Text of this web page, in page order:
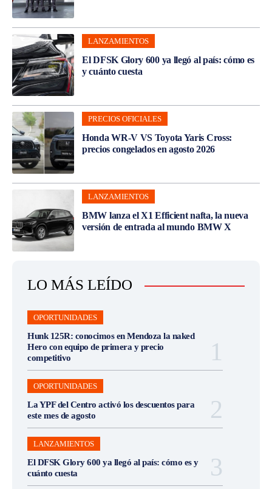
LANZAMIENTOS
El DFSK Glory 600 ya llegó al país: cómo es
y cuánto cuesta
PRECIOS OFICIALES
Honda WR-V VS Toyota Yaris Cross:
precios congelados en agosto 2026
LANZAMIENTOS
BMW lanza el X1 Efficient nafta, la nueva
versión de entrada al mundo BMW X
LO MÁS LEÍDO
OPORTUNIDADES
Hunk 125R: conocimos en Mendoza la naked
Hero con equipo de primera y precio
competitivo
OPORTUNIDADES
La YPF del Centro activó los descuentos para
este mes de agosto
LANZAMIENTOS
El DFSK Glory 600 ya llegó al país: cómo es y
cuánto cuesta